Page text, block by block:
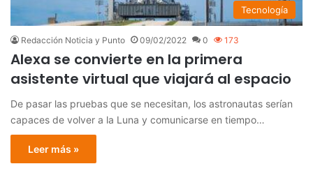
Tecnología
Redacción Noticia y Punto 09/02/2022 0 173
Alexa se convierte en la primera
asistente virtual que viajará al espacio
De pasar las pruebas que se necesitan, los astronautas serían
capaces de volver a la Luna y comunicarse en tiempo…
Leer más »